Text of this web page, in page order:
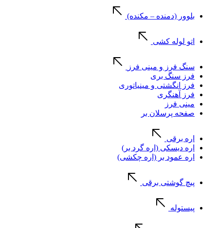
بلوور (دمنده – مکنده)
اتو لوله کشی
سنگ فرز و مینی فرز
فرز سنگ بری
فرز انگشتی و مینیاتوری
فرز آهنگری
مینی فرز
صفحه پرسلان بر
اره برقی
اره دیسکی (اره گرد بر)
اره عمود بر (اره چکشی)
پیچ گوشتی برقی
پیستوله